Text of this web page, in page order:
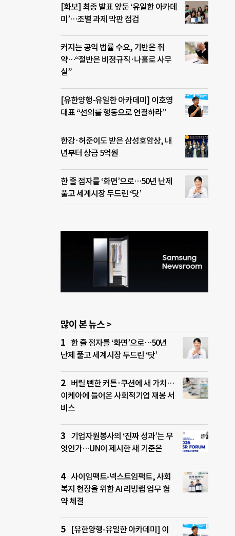
[화보] 최종 발표 앞둔 ‘유일한 아카데
미’…조별 과제 막판 점검
커지는 공익 법률 수요, 기반은 취
약…“절반은 비정규직·나홀로 사무
실”
[유한양행-유일한 아카데미] 이호영
대표 “선의를 행동으로 연결하라”
한강·허준이도 받은 삼성호암상, 내
년부터 상금 5억원
한 줄 점자를 ‘화면’으로…50년 난제
풀고 세계시장 두드린 ‘닷’
많이 본 뉴스 >
한 줄 점자를 ‘화면’으로…50년
난제 풀고 세계시장 두드린 ‘닷’
버릴 뻔한 커튼·쿠션에 새 가치…
이케아에 들어온 사회적기업 재봉 서
비스
기업자원봉사의 ‘진짜 성과’는 무
엇인가…UN이 제시한 새 기준은
사이임팩트-넥스트임팩트, 사회
복지 현장을 위한 AI 리빙랩 업무 협
약 체결
[유한양행-유일한 아카데미] 이